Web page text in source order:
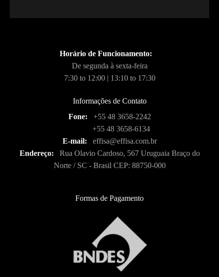
Horário de Funcionamento:
De segunda à sexta-feira
7:30 to 12:00 | 13:10 to 17:30
Informações de Contato
Fone:
+55 48 3658-2242
+55 48 3658-6134
E-mail:
effisa@effisa.com.br
Endereço:
Rua Olavio Cardoso, 567 Uruguaia Braço do
Norte / SC - Brasil CEP: 88750-000
Formas de Pagamento